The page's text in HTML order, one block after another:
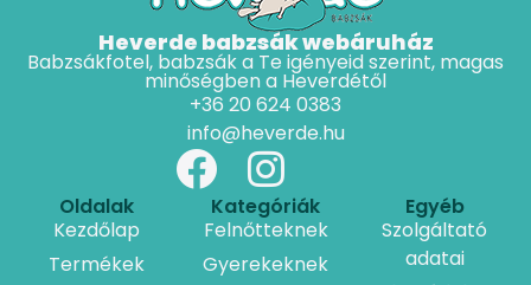
Heverde babzsák webáruház
Babzsákfotel, babzsák a Te igényeid szerint, magas
minőségben a Heverdétől
+36 20 624 0383
info@heverde.hu
Oldalak
Kezdőlap
Termékek
Kategóriák
Felnőtteknek
Gyerekeknek
Egyéb
Szolgáltató
adatai